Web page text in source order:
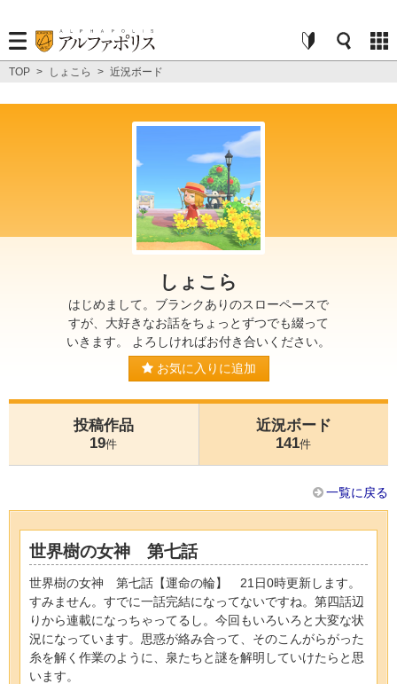
TOP > しょこら > 近況ボード
しょこら
はじめまして。ブランクありのスローペースで
すが、大好きなお話をちょっとずつでも綴って
いきます。 よろしければお付き合いください。
お気に入りに追加
投稿作品
19件
近況ボード
141件
一覧に戻る
世界樹の女神 第七話
世界樹の女神 第七話【運命の輪】 21日0時更新します。
すみません。すでに一話完結になってないですね。第四話辺
りから連載になっちゃってるし。今回もいろいろと大変な状
況になっています。思惑が絡み合って、そのこんがらがった
糸を解く作業のように、泉たちと謎を解明していけたらと思
います。